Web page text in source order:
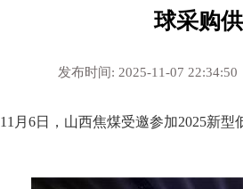
球采购
发布时间: 2025-11-07
11月6日，山西焦煤受邀参加2025新